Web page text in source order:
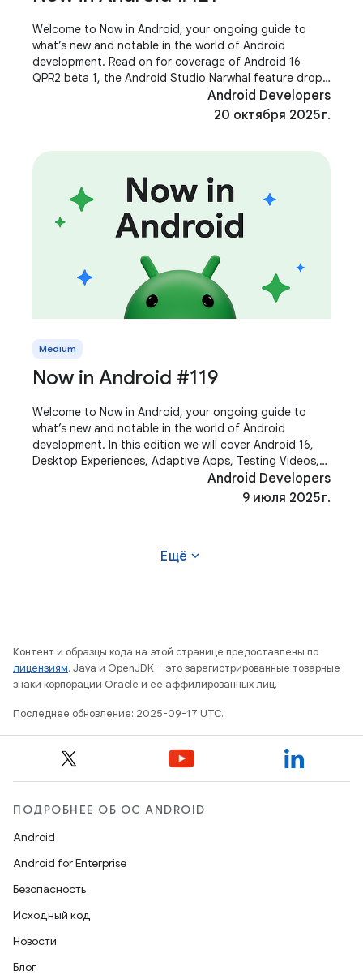
Welcome to Now in Android, your ongoing guide to
what’s new and notable in the world of Android
development. Read on for coverage of Android 16
QPR2 beta 1, the Android Studio Narwhal feature drop,
Jetpack Compose 1.9, Media 3 1.8, Shape Morphing and
Android Developers
20 октября 2025 г.
Medium
Now in Android #119
Welcome to Now in Android, your ongoing guide to
what’s new and notable in the world of Android
development. In this edition we will cover Android 16,
Desktop Experiences, Adaptive Apps, Testing Videos,
AndroidX and more! Most of the content of this
Android Developers
9 июля 2025 г.
Ещё expand_more
Контент и образцы кода на этой странице предоставлены по
лицензиям. Java и OpenJDK – это зарегистрированные товарные
знаки корпорации Oracle и ее аффилированных лиц.
Последнее обновление: 2025-09-17 UTC.
ПОДРОБНЕЕ ОБ ОС ANDROID
Android
Android for Enterprise
Безопасность
Исходный код
Новости
Блог